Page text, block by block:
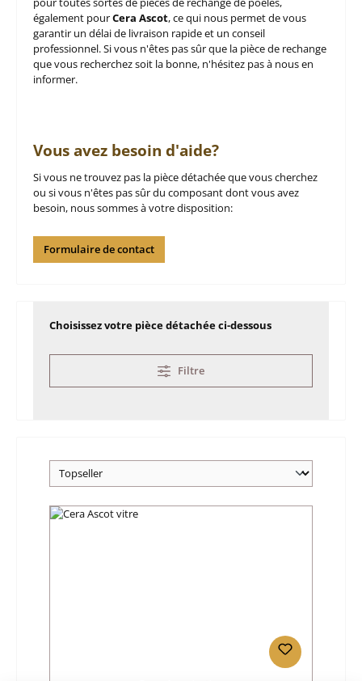
également pourCera Ascot, ce qui nous permet de vous
garantir un délai de livraison rapide et un conseil
professionnel. Si vous n'êtes pas sûr que la pièce de rechange
que vous recherchez soit la bonne, n'hésitez pas à nous en
informer.
Vous avez besoin d'aide?
Si vous ne trouvez pas la pièce détachée que vous cherchez
ou si vous n'êtes pas sûr du composant dont vous avez
besoin, nous sommes à votre disposition:
Formulaire de contact
Choisissez votre pièce détachée ci-dessous
Filtre